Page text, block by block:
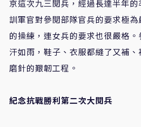
京這次九三閱兵，經過長達半年
訓軍官對參閱部隊官兵的要求極
的操練，連女兵的要求也很嚴格
汗如雨，鞋子、衣服都縫了又補
磨針的艱韌工程。
紀念抗戰勝利第二次大閱兵